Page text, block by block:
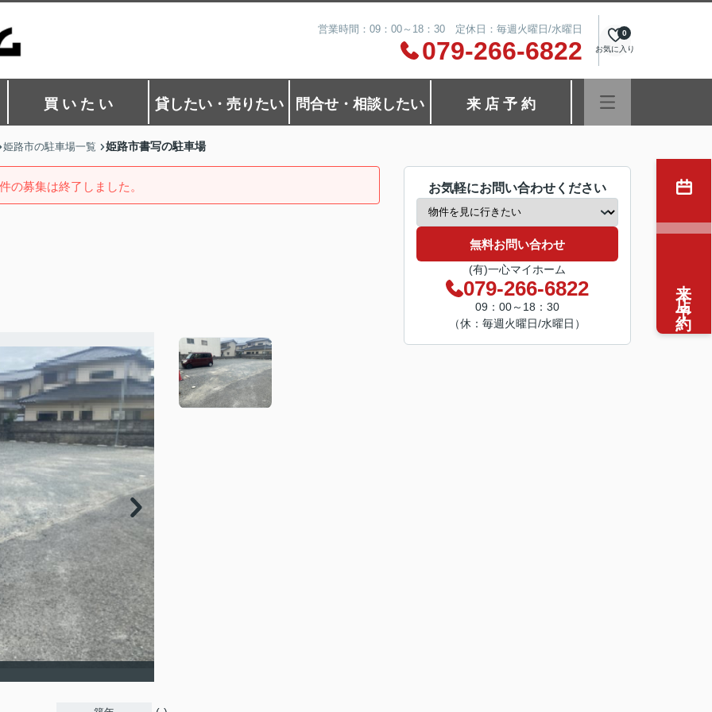
営業時間：09：00～18：30 定休日：毎週火曜日/水曜日
079-266-6822 お気に入り
0
買 い た い 貸したい・売りたい 問合せ・相談したい 来 店 予 約
姫路市の駐車場一覧 姫路市書写の駐車場
の募集は終了しました。 お気軽にお問い合わせください
無料お問い合わせ
(有)一心マイホーム
079-266-6822
09：00～18：30
（休：毎週火曜日/水曜日）
来店予約